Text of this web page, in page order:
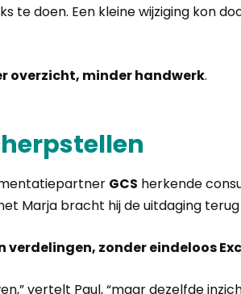
te doen. Een kleine wijziging kon
overzicht, minder handwerk.
GCS herkende
Marja bracht hij de uitdaging
zonder eindeloos
vertelt Paul, “maar dezelfde